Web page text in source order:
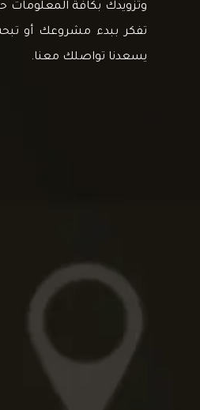
وتزويدك بكافة المعلومات
تفكر ببدء مشروعك أو
يسعدنا تواصلك معنا.